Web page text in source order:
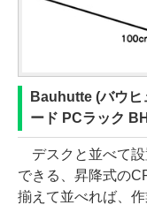
Bauhutte (バウヒ
ード PCラック
デスクと並べて設
できる、昇降式の
揃えて並べれば、